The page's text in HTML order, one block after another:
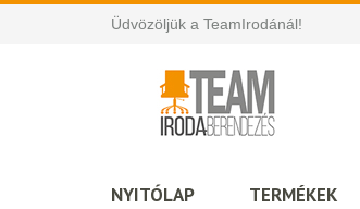
Üdvözöljük a TeamIrodánál!
NYITÓLAP TERMÉKEK